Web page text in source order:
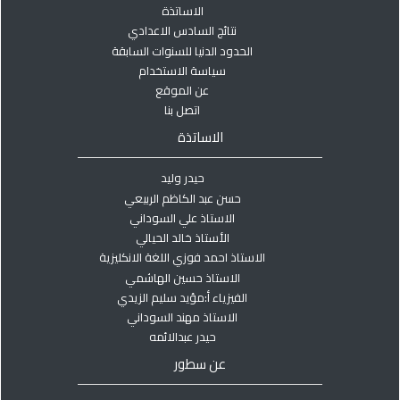
الاساتذة
نتائج السادس الاعدادي
الحدود الدنيا للسنوات السابقة
سياسة الاستخدام
عن الموقع
اتصل بنا
الاساتذة
حيدر وليد
حسن عبد الكاظم الربيعي
الاستاذ علي السوداني
الأستاذ خالد الحيالي
الاستاذ احمد فوزي اللغة الانكليزية
الاستاذ حسين الهاشمي
الفيزياء أ:مؤيد سليم الزيدي
الاستاذ مهند السوداني
حيدر عبدالائمه
عن سطور